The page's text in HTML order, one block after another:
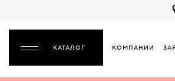
КОМПАНИИ